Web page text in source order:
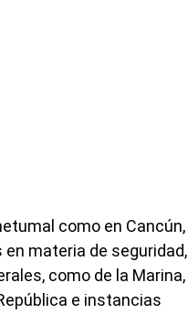
como en Cancún,
en materia de seguridad,
como de la Marina,
e instancias